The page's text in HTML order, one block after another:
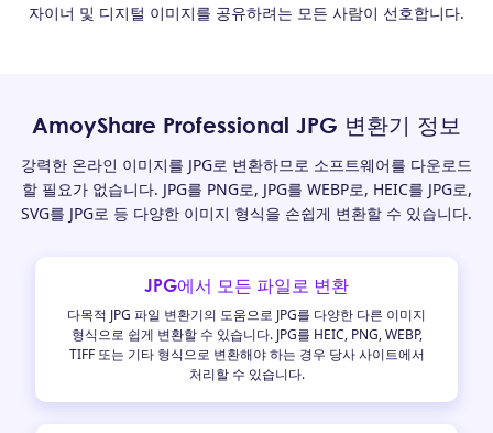
자이너 및 디지털 이미지를 공유하려는 모든 사람이 선호합니다.
AmoyShare Professional JPG 변환기 정보
강력한 온라인 이미지를 JPG로 변환하므로 소프트웨어를 다운로드
할 필요가 없습니다. JPG를 PNG로, JPG를 WEBP로, HEIC를 JPG로,
SVG를 JPG로 등 다양한 이미지 형식을 손쉽게 변환할 수 있습니다.
JPG에서 모든 파일로 변환
다목적 JPG 파일 변환기의 도움으로 JPG를 다양한 다른 이미지
형식으로 쉽게 변환할 수 있습니다. JPG를 HEIC, PNG, WEBP,
TIFF 또는 기타 형식으로 변환해야 하는 경우 당사 사이트에서
처리할 수 있습니다.